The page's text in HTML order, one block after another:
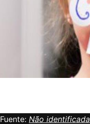
Fuente: Não identificada